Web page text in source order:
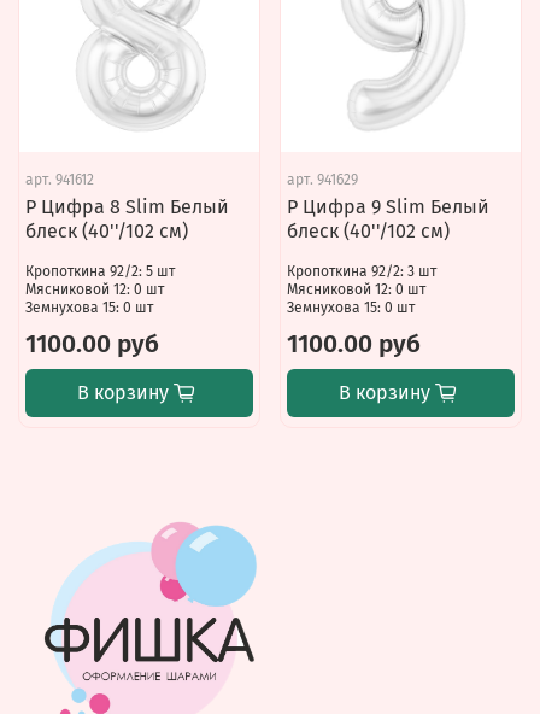
арт. 941612
Р Цифра 8 Slim Белый
блеск (40''/102 см)
Кропоткина 92/2: 5 шт
Мясниковой 12: 0 шт
Земнухова 15: 0 шт
1100.00 руб
В корзину
арт. 941629
Р Цифра 9 Slim Белый
блеск (40''/102 см)
Кропоткина 92/2: 3 шт
Мясниковой 12: 0 шт
Земнухова 15: 0 шт
1100.00 руб
В корзину